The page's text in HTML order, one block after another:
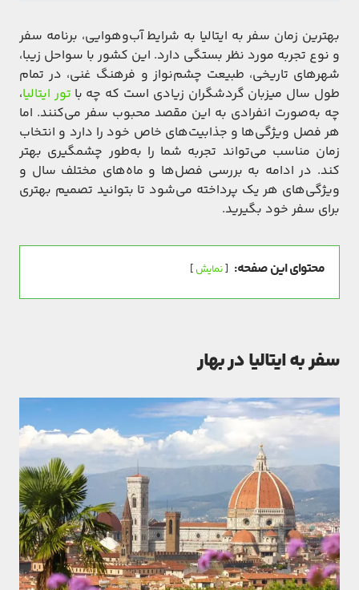
بهترین زمان سفر به ایتالیا به شرایط آب‌و‌هوایی، برنامه سفر
و نوع تجربه‌ مورد نظر بستگی دارد. این کشور با سواحل زیبا،
شهرهای تاریخی، طبیعت چشم‌نواز و فرهنگ غنی، در تمام
طول سال میزبان گردشگران زیادی است که چه با تور ایتالیا،
چه به‌صورت انفرادی به این مقصد محبوب سفر می‌کنند. اما
هر فصل ویژگی‌ها و جذابیت‌های خاص خود را دارد و انتخاب
زمان مناسب می‌تواند تجربه شما را به‌طور چشمگیری بهتر
کند. در ادامه به بررسی فصل‌ها و ماه‌های مختلف سال و
ویژگی‌های هر یک پرداخته می‌شود تا بتوانید تصمیم بهتری
برای سفر خود بگیرید.
محتوای این صفحه: نمایش
سفر به ایتالیا در بهار